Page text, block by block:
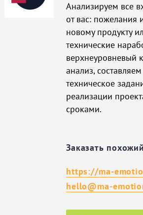
Анализируем все
от вас: пожелания
новому продукту
технические
верхнеуровневый
анализ,
техническое
реализации
сроками.
Заказать
https://ma-
hello@ma-